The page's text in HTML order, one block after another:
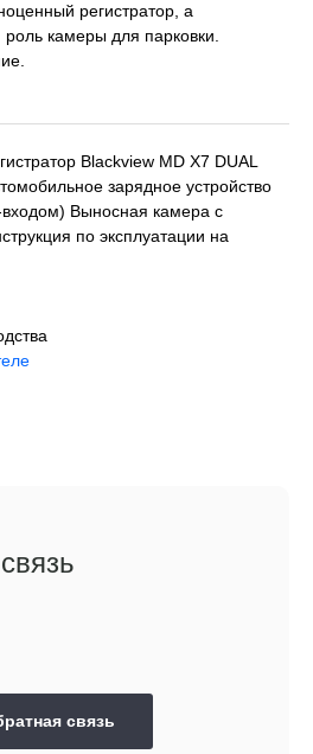
регистратор, а
камеры для парковки.
Blackview MD X7 DUAL
зарядное устройство
Выносная камера с
по эксплуатации на
связь